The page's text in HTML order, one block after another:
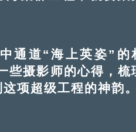
通道“海上英姿”的
些摄影师的心得，梳
项超级工程的神韵。